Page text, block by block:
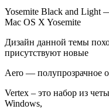
Yosemite Black and Light
Mac OS X Yosemite
Дизайн данной темы
присутствуют новые
Aero — полупрозрачное
Vertex – это набор из
Windows,